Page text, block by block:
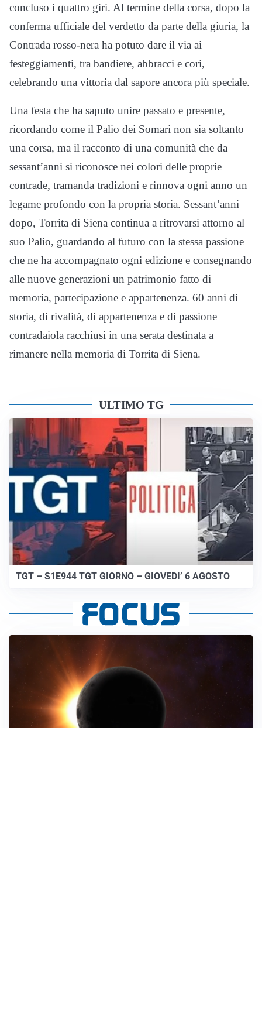
concluso i quattro giri. Al termine della corsa, dopo la
conferma ufficiale del verdetto da parte della giuria, la
Contrada rosso-nera ha potuto dare il via ai
festeggiamenti, tra bandiere, abbracci e cori,
celebrando una vittoria dal sapore ancora più speciale.
Una festa che ha saputo unire passato e presente,
ricordando come il Palio dei Somari non sia soltanto
una corsa, ma il racconto di una comunità che da
sessant’anni si riconosce nei colori delle proprie
contrade, tramanda tradizioni e rinnova ogni anno un
legame profondo con la propria storia. Sessant’anni
dopo, Torrita di Siena continua a ritrovarsi attorno al
suo Palio, guardando al futuro con la stessa passione
che ne ha accompagnato ogni edizione e consegnando
alle nuove generazioni un patrimonio fatto di
memoria, partecipazione e appartenenza. 60 anni di
storia, di rivalità, di appartenenza e di passione
contradaiola racchiusi in una serata destinata a
rimanere nella memoria di Torrita di Siena.
ULTIMO TG
TGT – S1E944 TGT GIORNO – GIOVEDI’ 6 AGOSTO